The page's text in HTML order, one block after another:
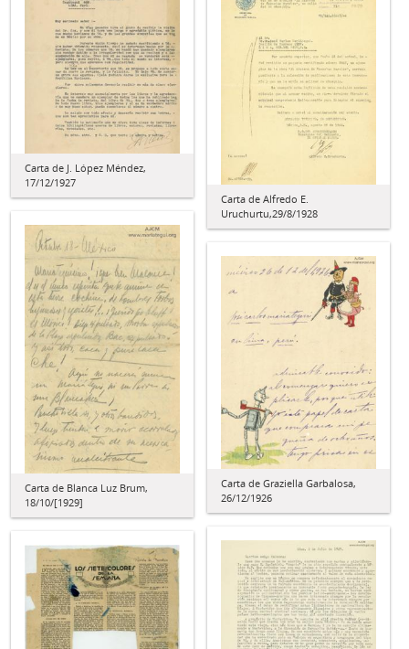
Carta de J. López Méndez,
17/12/1927
Carta de Alfredo E.
Uruchurtu,29/8/1928
Carta de Blanca Luz Brum,
18/10/[1929]
Carta de Graziella Garbalosa,
26/12/1926